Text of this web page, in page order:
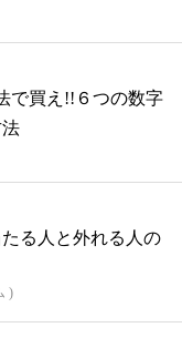
で買え!!６つの数字
る人と外れる人の
)